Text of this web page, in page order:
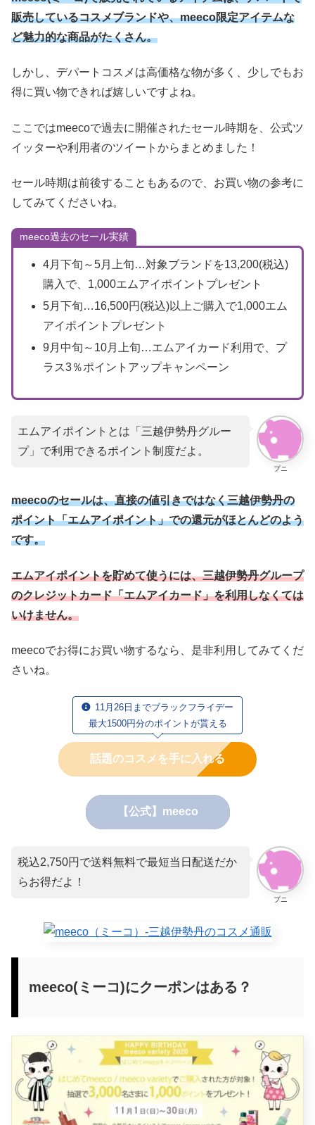
販売しているコスメブランドや、meeco限定アイテムな
ど魅力的な商品がたくさん。
しかし、デパートコスメは高価格な物が多く、少しでもお
得に買い物できれば嬉しいですよね。
ここではmeecoで過去に開催されたセール時期を、公式ツ
イッターや利用者のツイートからまとめました！
セール時期は前後することもあるので、お買い物の参考に
してみてくださいね。
meeco過去のセール実績
4月下旬～5月上旬…対象ブランドを13,200(税込)
購入で、1,000エムアイポイントプレゼント
5月下旬…16,500円(税込)以上ご購入で1,000エム
アイポイントプレゼント
9月中旬～10月上旬…エムアイカード利用で、プ
ラス3％ポイントアップキャンペーン
プニ
エムアイポイントとは「三越伊勢丹グルー
プ」で利用できるポイント制度だよ。
meecoのセールは、直接の値引きではなく三越伊勢丹の
ポイント「エムアイポイント」での還元がほとんどのよう
です。
エムアイポイントを貯めて使うには、三越伊勢丹グループ
のクレジットカード「エムアイカード」を利用しなくては
いけません。
meecoでお得にお買い物するなら、是非利用してみてくだ
さいね。
11月26日までブラックフライデー
最大1500円分のポイントが貰える
話題のコスメを手に入れる
【公式】meeco
プニ
税込2,750円で送料無料で最短当日配送だか
らお得だよ！
meeco(ミーコ)にクーポンはある？